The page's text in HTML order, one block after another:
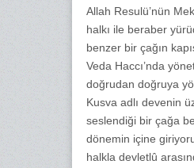
Allah Resulü’nün
halkı ile beraber
benzer bir çağın
Veda Haccı’nda
doğrudan doğruya
Kusva adlı devenin
seslendiği bir çağa
dönemin içine
halkla devletlû